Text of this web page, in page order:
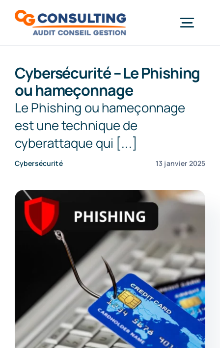
Informatique
Démarche RSE
Actualités
Formations
Contact
Cybersécurité – Le Phishing
ou hameçonnage
Le Phishing ou hameçonnage
est une technique de
cyberattaque qui [...]
Cybersécurité 13 janvier 2025